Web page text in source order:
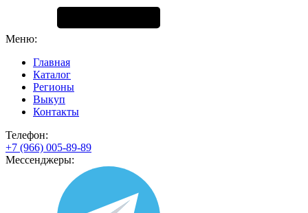
Меню:
Главная
Каталог
Регионы
Выкуп
Контакты
Телефон:
+7 (966) 005-89-89
Мессенджеры: